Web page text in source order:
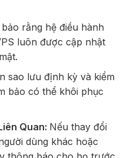
rằng hệ điều hành
luôn được cập nhật
sao lưu định kỳ và kiểm
bảo có thể khôi phục
Quan: Nếu thay đổi
dùng khác hoặc